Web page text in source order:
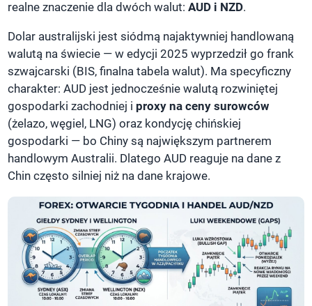
realne znaczenie dla dwóch walut:AUD i NZD.
Dolar australijski jest siódmą najaktywniej handlowaną
walutą na świecie — w edycji 2025 wyprzedził go frank
szwajcarski (BIS, finalna tabela walut). Ma specyficzny
charakter: AUD jest jednocześnie walutą rozwiniętej
gospodarki zachodniej i proxy na ceny surowców
(żelazo, węgiel, LNG) oraz kondycję chińskiej
gospodarki — bo Chiny są największym partnerem
handlowym Australii. Dlatego AUD reaguje na dane z
Chin często silniej niż na dane krajowe.